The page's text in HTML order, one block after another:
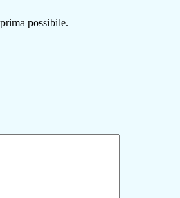
possibile.